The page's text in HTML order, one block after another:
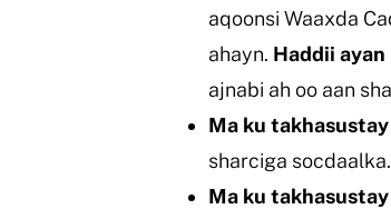
aqoonsi Waaxda
ahayn. Haddii ayan
ajnabi ah oo aan
Ma ku
sharciga socdaalka.
Ma ku